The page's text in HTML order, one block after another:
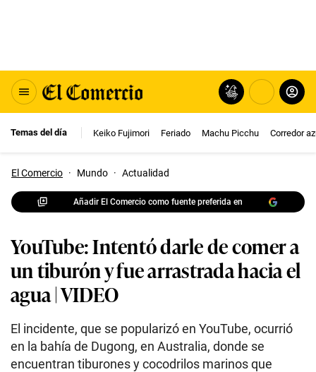
Temas del día Keiko Fujimori Feriado Machu Picchu Corredor
El Comercio · Mundo · Actualidad
Añadir El Comercio como fuente preferida en
YouTube: Intentó darle de comer a
un tiburón y fue arrastrada hacia el
agua | VIDEO
El incidente, que se popularizó en YouTube, ocurrió
en la bahía de Dugong, en Australia, donde se
encuentran tiburones y cocodrilos marinos que